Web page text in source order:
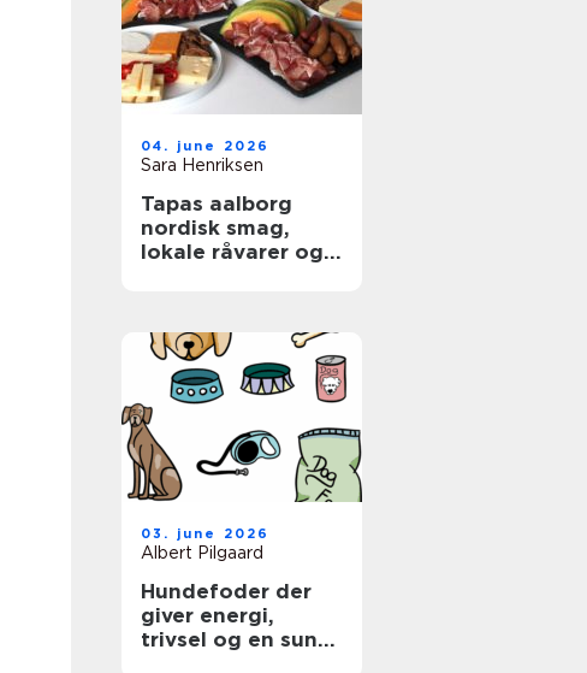
04. june 2026
Sara Henriksen
Tapas aalborg
nordisk smag,
lokale råvarer og
03. june 2026
Albert Pilgaard
Hundefoder der
giver energi,
trivsel og en sund